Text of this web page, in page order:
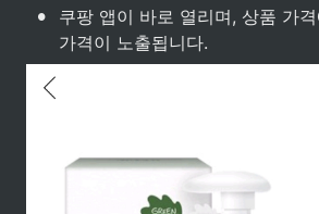
•
쿠팡 앱이 바로 열리며, 상품 가
가격이 노출됩니다.